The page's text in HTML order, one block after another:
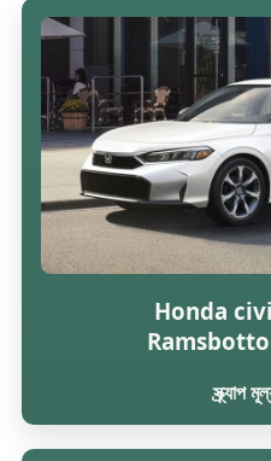
Honda
স্ক্র্যাপ